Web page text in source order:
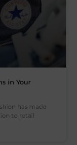
in Your
has made
to retail